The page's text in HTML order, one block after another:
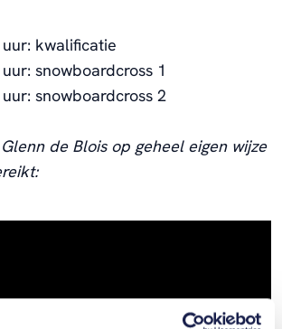
kwalificatie
snowboardcross 1
snowboardcross 2
de Blois op geheel eigen wijze